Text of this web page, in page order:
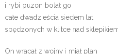
i rybi puzon bolał go
całe dwadzieścia siedem lat
spędzonych w klitce nad
On wracał z wojny i miał plan